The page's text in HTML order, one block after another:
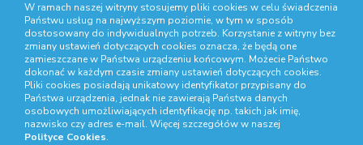
W ramach naszej witryny stosujemy pliki cookies w celu świadczenia
Państwu usług na najwyższym poziomie, w tym w sposób
dostosowany do indywidualnych potrzeb. Korzystanie z witryny bez
zmiany ustawień dotyczących cookies oznacza, że będą one
zamieszczane w Państwa urządzeniu końcowym. Możecie Państwo
dokonać w każdym czasie zmiany ustawień dotyczących cookies.
Pliki cookies posiadają unikatowy identyfikator przypisany do
Państwa urządzenia, jednak nie zawierają Państwa danych
osobowych umożliwiających identyfikację np. takich jak imię,
nazwisko czy adres e-mail. Więcej szczegółów w naszej
Polityce Cookies.